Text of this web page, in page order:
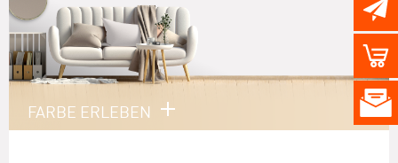
FARBE ERLEBEN